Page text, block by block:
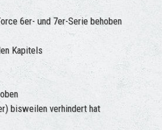
6er- und 7er-Serie behoben
Kapitels
bisweilen verhindert hat